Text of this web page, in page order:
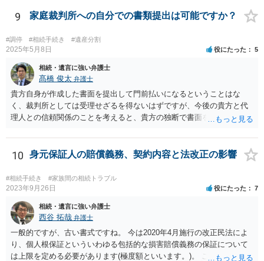
9 家庭裁判所への自分での書類提出は可能ですか？
#調停 #相続手続き #遺産分割
2025年5月8日 役にたった 5
相続・遺言に強い弁護士
髙橋 俊太 弁護士
貴方自身が作成した書面を提出して門前払いになるということはな
く、裁判所としては受理せざるを得ないはずですが、今後の貴方と代
理人との信頼関係のことを考えると、貴方の独断で書面を提出したり
士が主張書面の提出を渋っているようですが、弁護士として提出の実
益がないと考えている可能性もあると思いますので、そのあたりも含
めて、弁護士見解を確認等するためによく打ち合わせた方がよいと思
います。単に面倒臭いということで書面提出をしないということであ
れば、当該弁護士との委任関係を修了した上で、貴方のほうで書面提
出することを検討なさった方がよいでしょう。
10 身元保証人の賠償義務、契約内容と法改正の影響
#相続手続き #家族間の相続トラブル
2023年9月26日 役にたった 7
相続・遺言に強い弁護士
西谷 拓哉 弁護士
一般的ですが、古い書式ですね。 今は2020年4月施行の改正民法によ
り、個人根保証といういわゆる包括的な損害賠償義務の保証について
は上限を定める必要があります(極度額といいます。)。 この書式にサ